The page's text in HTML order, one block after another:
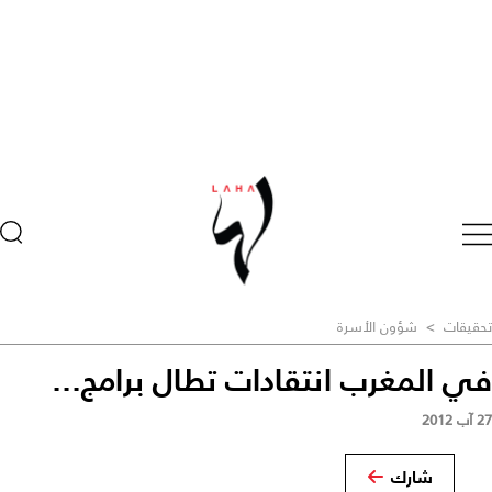
تحقيقات > شؤون الأسرة
في المغرب انتقادات تطال برامج...
27 آب 2012
شارك